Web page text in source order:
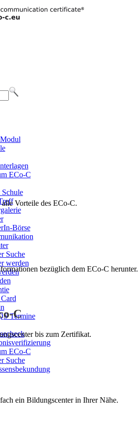
ECo-C
Börse
Suche
werden
Termine
ECo-C
Suche
Vorteile des ECo-C.
bezüglich dem ECo-C herunter.
C
bis zum Zertifikat.
ein Bildungscenter in Ihrer Nähe.